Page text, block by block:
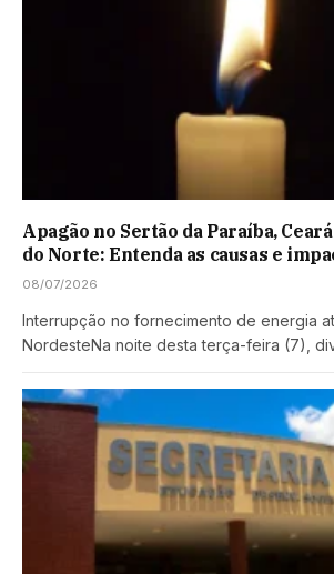
Apagão no Sertão da Paraíba,
do Norte: Entenda as causas e
08/07/2026
Interrupção no fornecimento de energia
NordesteNa noite desta terça-feira (7),